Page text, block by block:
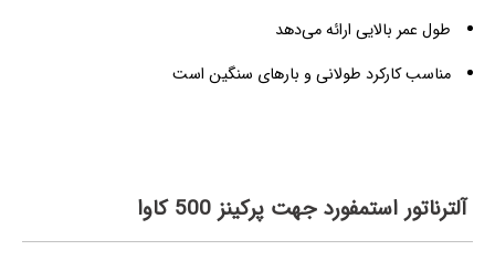
طول عمر بالایی ارائه می‌دهد
مناسب کارکرد طولانی و بارهای سنگین است
آلترناتور استمفورد جهت پرکینز 500 کاوا